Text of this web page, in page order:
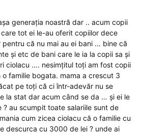
generația noastră dar .. acum copii
tot ei le-au oferit copiilor dece
pentru că nu mai au ei bani … bine că
și etc de bani care le ia la copii sa și
ciolacu …. nesimțitul toți am fost copii
o familie bogata. mama a crescut 3
pe toți că ci într-adevăr nu se
la stat dar acum când se da … și ei le
? au scumpit toate salariile sunt de
cum zicea ciolacu că o familie cu
descurca cu 3000 de lei ? unde ai